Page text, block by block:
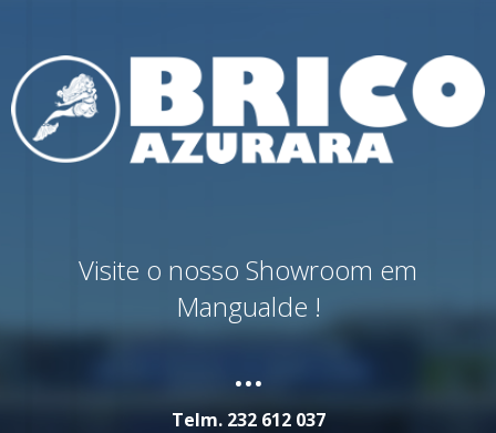
Visite o nosso Showroom em
Mangualde !
...
Telm. 232 612 037